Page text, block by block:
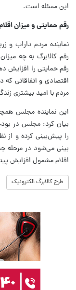
این مسئله است.
رقم حمایتی و میزان
نماینده مردم داراب
رقم کالابرگ به چه
رقم حمایتی را افزایش
اقتصادی و اتفاقاتی
مردم با امید بیشتری
این نماینده مجلس
بیان کرد: مجلس در
را پیش‌بینی کرده و از
بینی می‌شود در مرحله
اقلام مشمول افزایش
طرح کالابرگ الکترونیک